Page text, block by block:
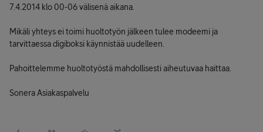
7.4.2014 klo 00-06 välisenä aikana.
Mikäli yhteys ei toimi huoltotyön jälkeen tulee modeemi ja
tarvittaessa digiboksi käynnistää uudelleen.
Pahoittelemme huoltotyöstä mahdollisesti aiheutuvaa haittaa.
Sonera Asiakaspalvelu